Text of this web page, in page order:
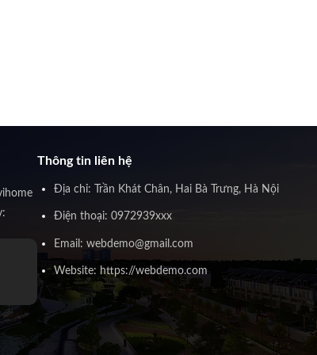
Thông tin liên hệ
Địa chỉ: Trần Khát Chân, Hai Bà Trưng, Hà Nội
Điện thoại: 0972939xxx
Email: webdemo@gmail.com
Website: https://webdemo.com